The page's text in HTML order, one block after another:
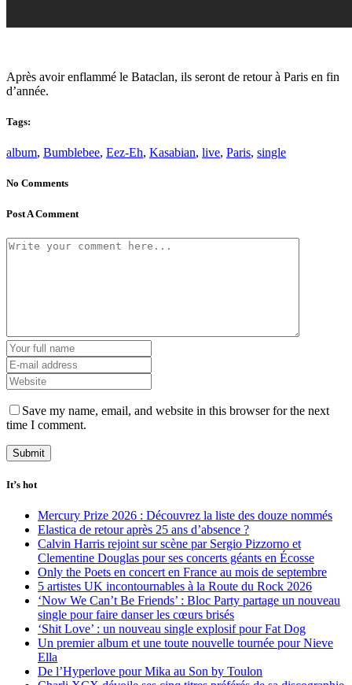
Après avoir enflammé le Bataclan, ils seront de retour à Paris en fin
d’année.
Tags:
album, Bumblebee, Eez-Eh, Kasabian, live, Paris, single
No Comments
Post A Comment
Save my name, email, and website in this browser for the next
time I comment.
It’s hot
Mercury Prize 2026 : Découvrez la liste des douze nommés
Elastica de retour après 25 ans d’absence ?
Calvin Harris rejoint sur scène par Sergio Pizzorno et
Clementine Douglas pour ses concerts géants en Écosse
Only the Poets en concert en France au mois de septembre
5 artistes UK incontournables à la Route du Rock 2026
‘Now We Can’t Be Friends’ : Bloc Party partage un nouveau
single pour faire danser les cœurs brisés
‘Shit Love’ : un nouveau single explosif pour Fat Dog
Un premier album et une toute nouvelle tournée pour Nieve
Ella
De l’Hyperlove pour Mika au Son by Toulon